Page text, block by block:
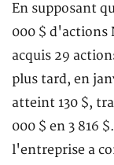
En supposant
000 $ d'actions
acquis 29
plus tard, en
atteint 130 $,
000 $ en 3 816
l'entreprise a